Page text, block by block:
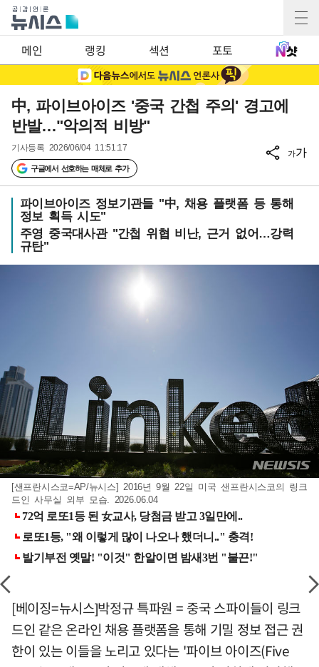
메인 랭킹 섹션 포토
中, 파이브아이즈 '중국 간첩 주의' 경고에
반발…"악의적 비방"
기사등록 2026/06/04 11:51:17
구글에서 선호하는 매체로 추가
가가
파이브아이즈 정보기관들 "中, 채용 플랫폼 등 통해
정보 획득 시도"
주영 중국대사관 "간첩 위협 비난, 근거 없어…강력
규탄"
[샌프란시스코=AP/뉴시스] 2016년 9월 22일 미국 샌프란시스코의 링크
드인 사무실 외부 모습. 2026.06.04
[베이징=뉴시스]박정규 특파원 = 중국 스파이들이 링크
드인 같은 온라인 채용 플랫폼을 통해 기밀 정보 접근 권
한이 있는 이들을 노리고 있다는 '파이브 아이즈(Five